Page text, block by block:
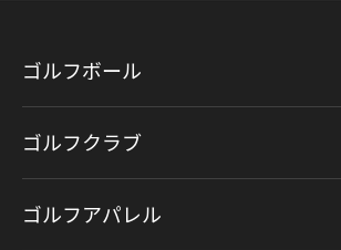
ゴルフボール
ゴルフクラブ
ゴルフアパレル